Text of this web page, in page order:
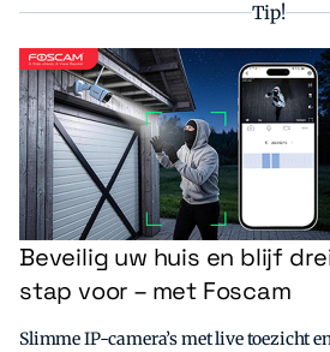
Tip!
Beveilig uw huis en blijf
stap voor – met Foscam
Slimme IP-camera’s met live toezicht